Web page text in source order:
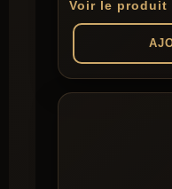
Voir le produit